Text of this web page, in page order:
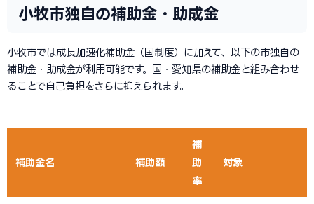
小牧市独自の補助金・助成金
小牧市では成長加速化補助金（国制度）に加えて、以下の市独自の
補助金・助成金が利用可能です。国・愛知県の補助金と組み合わせ
ることで自己負担をさらに抑えられます。
補助金名 補助額
補
助
率
対象